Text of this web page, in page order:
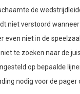
de
niet verstoord
even niet in de
te zoeken naar de
op bepaalde
nodig voor de pager